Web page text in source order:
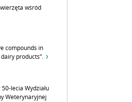
wśród
compounds in
products”.
50-lecia Wydziału
Weterynaryjnej